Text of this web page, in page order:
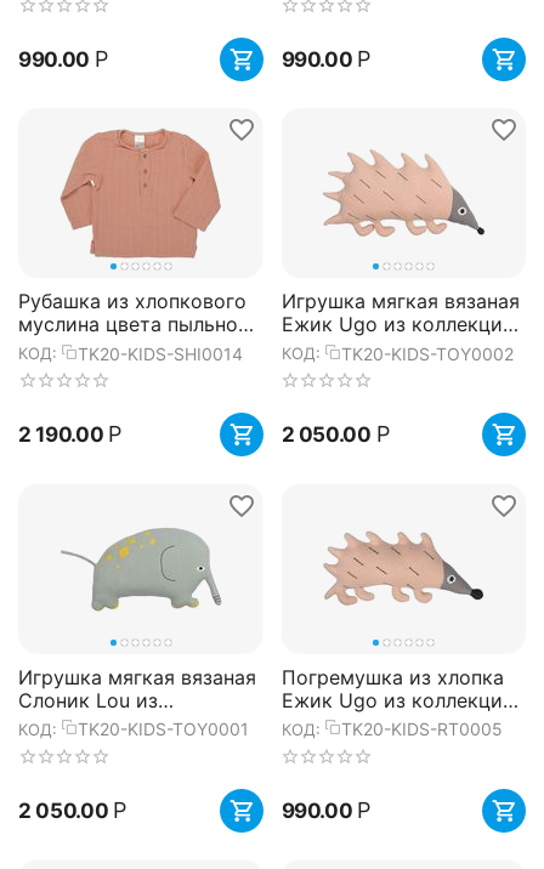
14х1...
990.00 Р 990.00 Р
Рубашка из хлопкового
муслина цвета пыльной
розы из коллекции
Essential 3-4Y, Tkano
КОД: TK20-KIDS-SHI0014
2 190.00 Р
Игрушка мягкая вязаная
Ежик Ugo из коллекции
Tiny world 37х22 см,
Tkano
КОД: TK20-KIDS-TOY0002
2 050.00 Р
Игрушка мягкая вязаная
Слоник Lou из
коллекции Tiny world
28х20 см, Tkano
КОД: TK20-KIDS-TOY0001
2 050.00 Р
Погремушка из хлопка
Ежик Ugo из коллекции
Tiny world 14х8 см,
Tkano
КОД: TK20-KIDS-RT0005
990.00 Р